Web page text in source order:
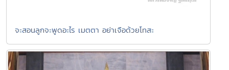
จะสอนลูกจะพูดอะไร เมตตา อย่าเจือด้วยโทสะ